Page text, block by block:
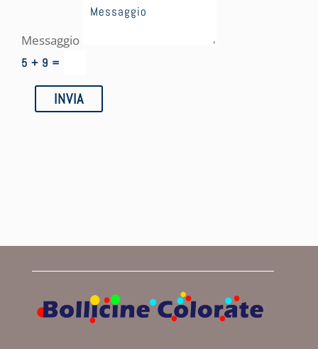
Messaggio
5 + 9 =
INVIA